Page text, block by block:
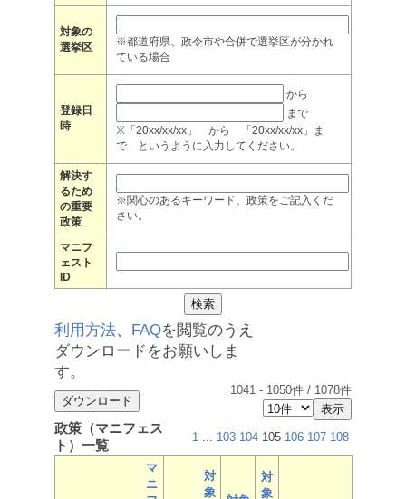
対象の
選挙区
※都道府県、政令市や合併で選挙区が分かれ
ている場合
登録日
時
から
まで
※「20xx/xx/xx」 から 「20xx/xx/xx」ま
で というように入力してください。
解決す
るため
の重要
政策
※関心のあるキーワード、政策をご記入くだ
さい。
マニフ
ェスト
ID
利用方法、 FAQを閲覧のうえ
ダウンロードをお願いしま
す。
1041 - 1050件 / 1078件
政策（マニフェス
ト）一覧
1 ... 103 104 105 106 107 108
マ
ニ
対
象
対
象